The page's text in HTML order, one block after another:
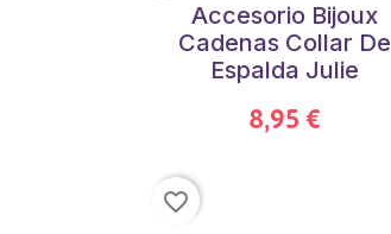
Accesorio Bijoux
Cadenas Collar De
Espalda Julie
8,95 €
favorite_border